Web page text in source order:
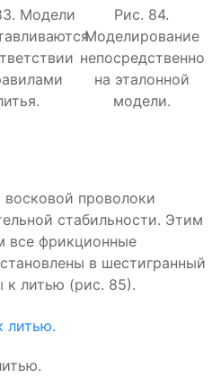
Модели
Рис. 84.
Моделирование
непосредственно
на эталонной
модели.
проволоки
стабильности. Этим
все фрикционные
в шестигранный
к литью (рис. 85).